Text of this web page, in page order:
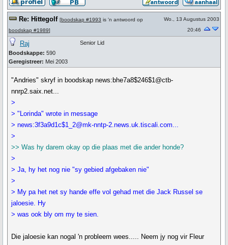
Re: Hittegolf [boodskap #1993 is 'n antwoord op
boodskap #1989]
Wo., 13 Augustus 2003
20:46
Raj
Boodskappe: 590
Geregistreer: Mei 2003
Senior Lid
"Andries" skryf in boodskap news:bhe7a8$246$1@ctb-
nnrp2.saix.net...
>
> "Lorinda" wrote in message
> news:3f3a9d1c$1_2@mk-nntp-2.news.uk.tiscali.com...
>
>> Was hy darem okay op die plaas met die ander honde?
>
> Ja, hy het nog nie "sy gebied afgebaken nie"
>
> My pa het net sy hande effe vol gehad met die Jack Russel se
jaloesie. Hy
> was ook bly om my te sien.
Die jaloesie kan nogal 'n probleem wees..... Neem jy nog vir Fleur